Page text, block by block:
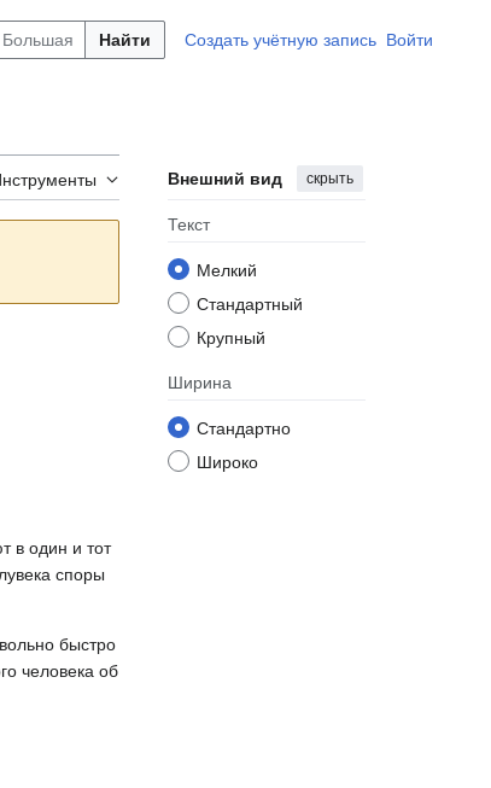
Найти Создать учётную запись Войти
Внешний вид скрыть
Текст
Мелкий
Стандартный
Крупный
Ширина
Стандартно
Широко
в один и тот
споры
быстро
человека об